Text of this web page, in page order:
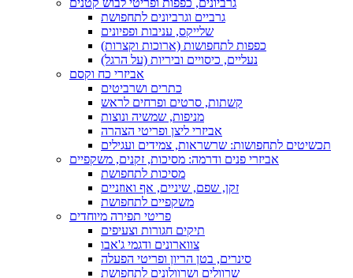
גרביונים, כפפות ופריטי לבוש קטנים
גרביים וגרביונים לתחפושת
שלייקס, עניבות ופפיונים
כפפות לתחפושות (ארוכות וקצרות)
נעליים, כיסויים וביריות (על הרגל)
אביזרי כח וקסם
כתרים ושרביטים
קשתות, סרטים ופרחים לראש
מניפות, שמשיה ונוצות
אביזרי ליצן ופריטי הצהרה
תכשיטים לתחפושות: שרשראות, צמידים ועגילים
אביזרי פנים ודרמה: מסיכות, זקנים, משקפיים
מסיכות לתחפושת
זקן, שפם, שיניים, אף ואוזניים
משקפיים לתחפושת
פריטי תפירה מיוחדים
תיקים חגורות וצעיפים
צווארונים ודגמי ג'אבו
סינרים, בטן הריון ופריטי הפעלה
שרוולים ושרוולונים לתחפושת